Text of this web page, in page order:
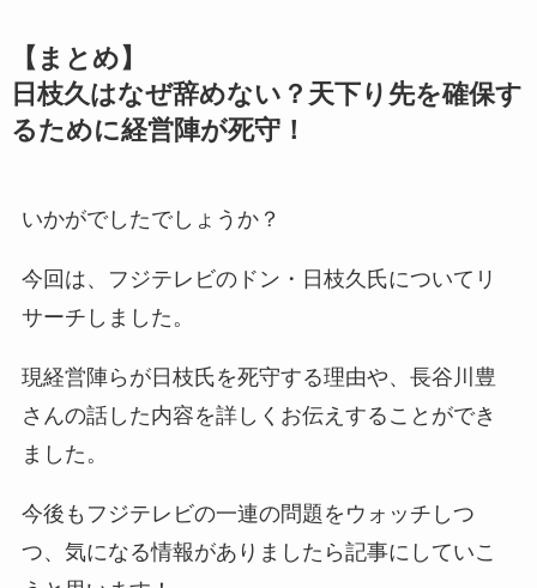
【まとめ】
日枝久はなぜ辞めない？天下り先を確保す
るために経営陣が死守！
いかがでしたでしょうか？
今回は、フジテレビのドン・日枝久氏についてリ
サーチしました。
現経営陣らが日枝氏を死守する理由や、長谷川豊
さんの話した内容を詳しくお伝えすることができ
ました。
今後もフジテレビの一連の問題をウォッチしつ
つ、気になる情報がありましたら記事にしていこ